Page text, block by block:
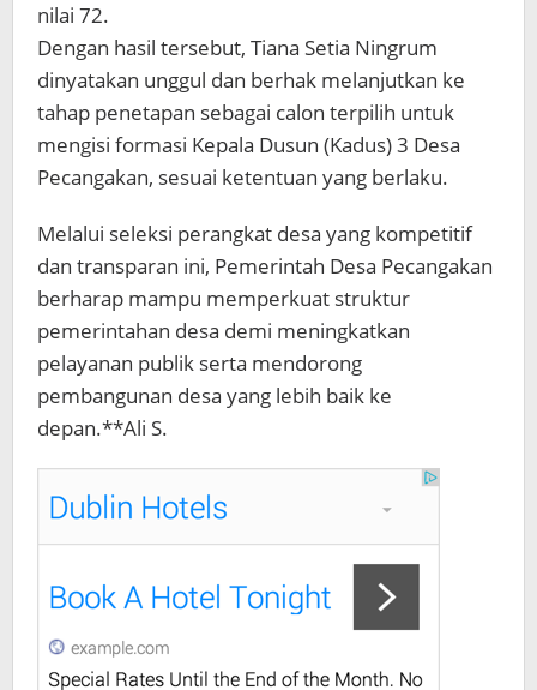
nilai 72.
Dengan hasil tersebut, Tiana Setia Ningrum
dinyatakan unggul dan berhak melanjutkan ke
tahap penetapan sebagai calon terpilih untuk
mengisi formasi Kepala Dusun (Kadus) 3 Desa
Pecangakan, sesuai ketentuan yang berlaku.
Melalui seleksi perangkat desa yang kompetitif
dan transparan ini, Pemerintah Desa Pecangakan
berharap mampu memperkuat struktur
pemerintahan desa demi meningkatkan
pelayanan publik serta mendorong
pembangunan desa yang lebih baik ke
depan.**Ali S.